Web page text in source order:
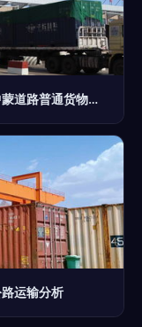
甘其毛都口岸过货量突破千万吨，见证中蒙道路普通货物运输新里程碑
运输分析